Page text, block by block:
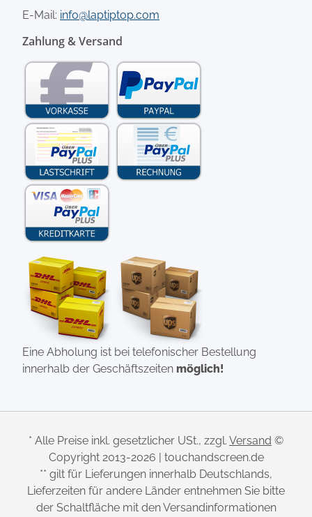
E-Mail: info@laptiptop.com
Zahlung & Versand
Eine Abholung ist bei telefonischer Bestellung
innerhalb der Geschäftszeiten möglich!
* Alle Preise inkl. gesetzlicher USt., zzgl. Versand ©
Copyright 2013-2026 | touchandscreen.de
** gilt für Lieferungen innerhalb Deutschlands,
Lieferzeiten für andere Länder entnehmen Sie bitte
der Schaltfläche mit den Versandinformationen